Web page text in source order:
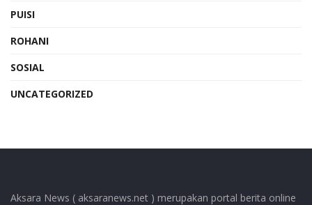
PUISI
ROHANI
SOSIAL
UNCATEGORIZED
Aksara News ( aksaranews.net ) merupakan portal berita online